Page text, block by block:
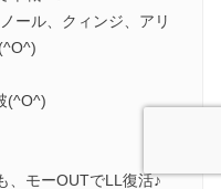
ール、クィンジ、アリ
(^O^)
、モーOUTでLL復活♪